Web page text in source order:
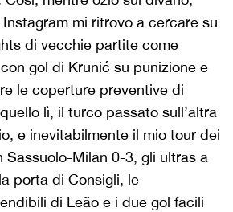
mi ritrovo a cercare su
di vecchie partite come
gol di Krunić su punizione e
le coperture preventive di
lì, il turco passato sull’altra
e inevitabilmente il mio tour dei
Sassuolo-Milan 0-3, gli ultras a
porta di Consigli, le
di Leão e i due gol facili